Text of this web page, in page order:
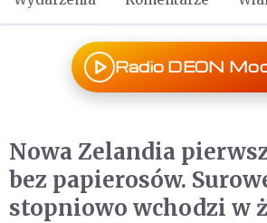
Radio DEON
Nowa Zelandia
bez papierosów.
stopniowo wchodzi w